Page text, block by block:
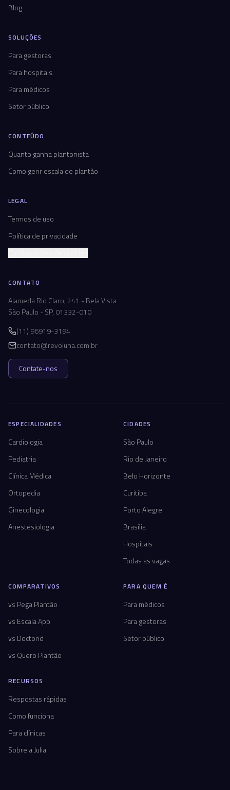
Blog
SOLUÇÕES
Para gestoras
Para hospitais
Para médicos
Setor público
CONTEÚDO
Quanto ganha plantonista
Como gerir escala de plantão
LEGAL
Termos de uso
Política de privacidade
CONTATO
Alameda Rio Claro, 241 - Bela Vista
São Paulo - SP, 01332-010
(11) 96919-3194
contato@revoluna.com.br
Contate-nos
ESPECIALIDADES
Cardiologia
Pediatria
Clínica Médica
Ortopedia
Ginecologia
Anestesiologia
CIDADES
São Paulo
Rio de Janeiro
Belo Horizonte
Curitiba
Porto Alegre
Brasília
Hospitais
Todas as vagas
COMPARATIVOS
vs Pega Plantão
vs Escala App
vs Doctorid
vs Quero Plantão
PARA QUEM É
Para médicos
Para gestoras
Setor público
RECURSOS
Respostas rápidas
Como funciona
Para clínicas
Sobre a Julia